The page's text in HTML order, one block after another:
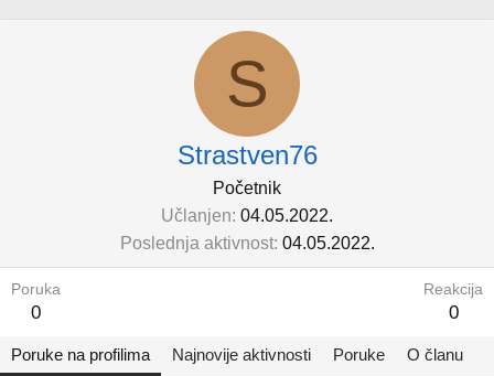
S
Strastven76
Početnik
Učlanjen 04.05.2022.
Poslednja aktivnost 04.05.2022.
Poruka
0
Reakcija
0
Poruke na profilima Najnovije aktivnosti Poruke O članu